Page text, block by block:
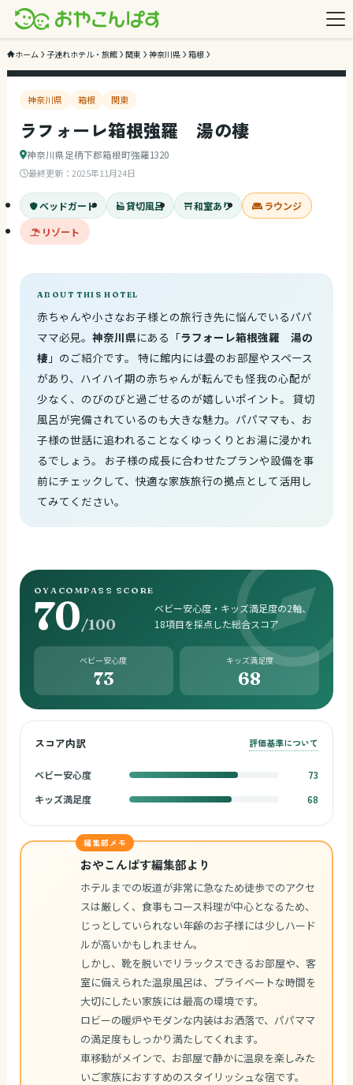
ホーム 子連れホテル・旅館 関東 神奈川県 箱根
神奈川県 箱根 関東
ラフォーレ箱根強羅 湯の棲
神奈川県足柄下郡箱根町強羅1320
最終更新： 2025年11月24日
ベッドガード 貸切風呂 和室あり
ラウンジ
リゾート
ABOUT THIS HOTEL
赤ちゃんや小さなお子様との旅行き先に悩んでいるパパ
ママ必見。 神奈川県にある「ラフォーレ箱根強羅 湯の
棲 」のご紹介です。 特に館内には畳のお部屋やスペース
があり、ハイハイ期の赤ちゃんが転んでも怪我の心配が
少なく、のびのびと過ごせるのが嬉しいポイント。 貸切
風呂が完備されているのも大きな魅力。パパママも、お
子様の世話に追われることなくゆっくりとお湯に浸かれ
るでしょう。 お子様の成長に合わせたプランや設備を事
前にチェックして、快適な家族旅行の拠点として活用し
てみてください。
OYACOMPASS SCORE
70/100
ベビー安心度・キッズ満足度の2軸、
18項目を採点した総合スコア
ベビー安心度
73
キッズ満足度
68
スコア内訳 評価基準について
ベビー安心度
73
キッズ満足度
68
編集部メモ
おやこんぱす編集部より
ホテルまでの坂道が非常に急なため徒歩でのアクセ
スは厳しく、食事もコース料理が中心となるため、
じっとしていられない年齢のお子様には少しハード
ルが高いかもしれません。
しかし、靴を脱いでリラックスできるお部屋や、客
室に備えられた温泉風呂は、プライベートな時間を
大切にしたい家族には最高の環境です。
ロビーの暖炉やモダンな内装はお洒落で、パパママ
の満足度もしっかり満たしてくれます。
車移動がメインで、お部屋で静かに温泉を楽しみた
いご家族におすすめのスタイリッシュな宿です。